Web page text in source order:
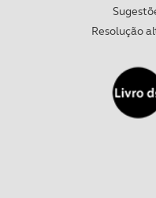
Resolução